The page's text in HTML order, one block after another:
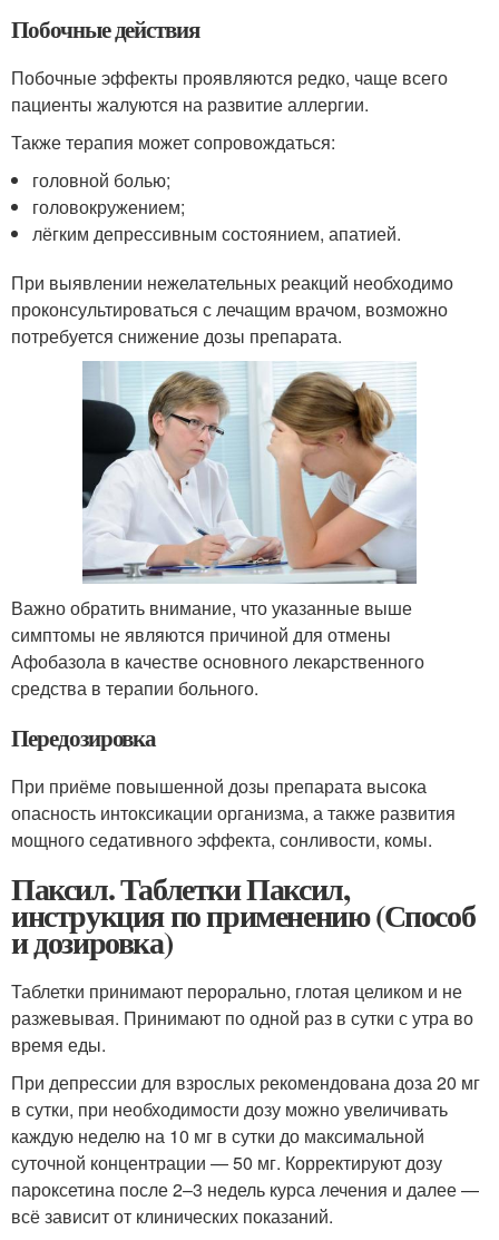
Побочные действия
Побочные эффекты проявляются редко, чаще всего
пациенты жалуются на развитие аллергии.
Также терапия может сопровождаться:
головной болью;
головокружением;
лёгким депрессивным состоянием, апатией.
При выявлении нежелательных реакций необходимо
проконсультироваться с лечащим врачом, возможно
потребуется снижение дозы препарата.
Важно обратить внимание, что указанные выше
симптомы не являются причиной для отмены
Афобазола в качестве основного лекарственного
средства в терапии больного.
Передозировка
При приёме повышенной дозы препарата высока
опасность интоксикации организма, а также развития
мощного седативного эффекта, сонливости, комы.
Паксил. Таблетки Паксил,
инструкция по применению (Способ
и дозировка)
Таблетки принимают перорально, глотая целиком и не
разжевывая. Принимают по одной раз в сутки с утра во
время еды.
При депрессии для взрослых рекомендована доза 20 мг
в сутки, при необходимости дозу можно увеличивать
каждую неделю на 10 мг в сутки до максимальной
суточной концентрации — 50 мг. Корректируют дозу
пароксетина после 2–3 недель курса лечения и далее —
всё зависит от клинических показаний.